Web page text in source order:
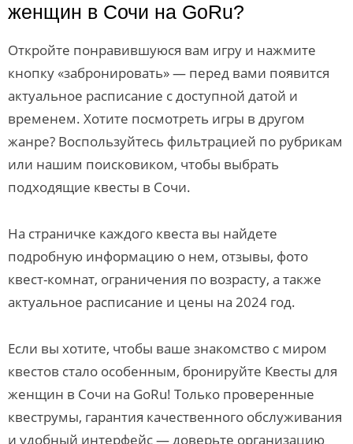
женщин в Сочи на GoRu?
Откройте понравившуюся вам игру и нажмите
кнопку «забронировать» — перед вами появится
актуальное расписание с доступной датой и
временем. Хотите посмотреть игры в другом
жанре? Воспользуйтесь фильтрацией по рубрикам
или нашим поисковиком, чтобы выбрать
подходящие квесты в Сочи.
На страничке каждого квеста вы найдете
подробную информацию о нем, отзывы, фото
квест-комнат, ограничения по возрасту, а также
актуальное расписание и цены на 2024 год.
Если вы хотите, чтобы ваше знакомство с миром
квестов стало особенным, бронируйте Квесты для
женщин в Сочи на GoRu! Только проверенные
квеструмы, гарантия качественного обслуживания
и удобный интерфейс — доверьте организацию